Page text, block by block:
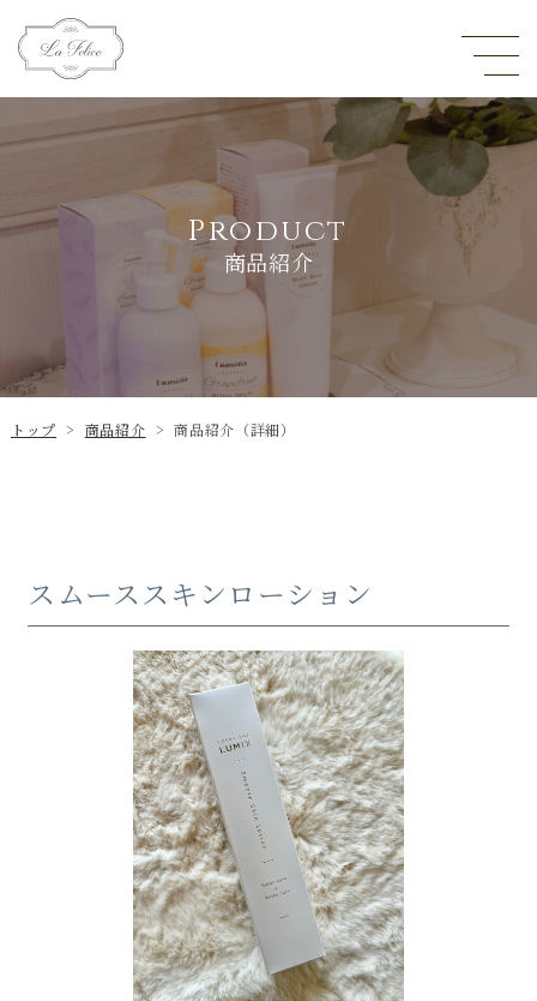
Product
商品紹介
トップ > 商品紹介 > 商品紹介（詳細）
スムーススキンローション